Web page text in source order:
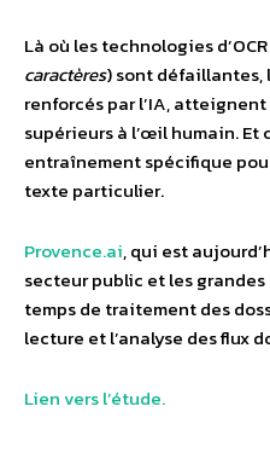
Là où les technologies
caractères) sont défaillantes,
renforcés par l’IA,
supérieurs à l’œil humain. Et
entraînement spécifique
texte particulier.
Provence.ai, qui est
secteur public et les
temps de traitement des
lecture et l’analyse des flux
Lien vers l’étude.